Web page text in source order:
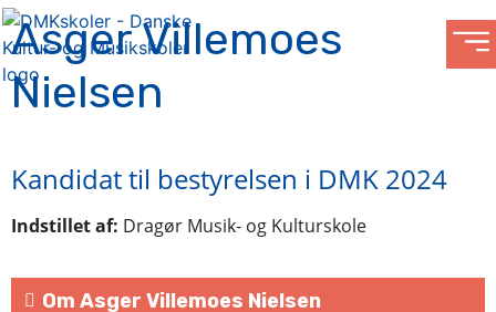
Asger Villemoes
Nielsen
Kandidat til bestyrelsen i DMK 2024
Indstillet af: Dragør Musik- og Kulturskole
Om Asger Villemoes Nielsen